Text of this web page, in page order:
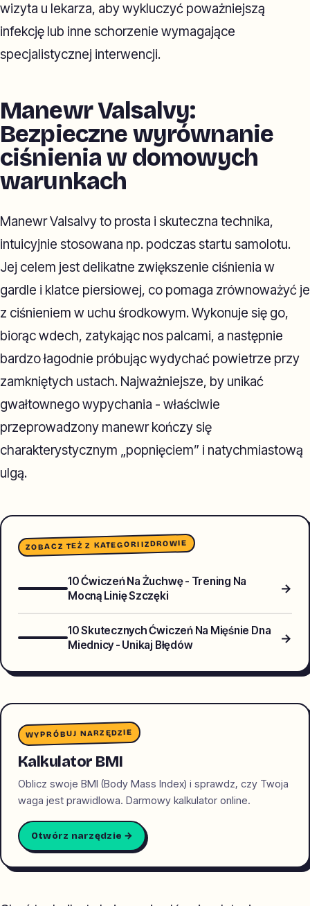
wizyta u lekarza, aby wykluczyć poważniejszą
infekcję lub inne schorzenie wymagające
specjalistycznej interwencji.
Manewr Valsalvy:
Bezpieczne wyrównanie
ciśnienia w domowych
warunkach
Manewr Valsalvy to prosta i skuteczna technika,
intuicyjnie stosowana np. podczas startu samolotu.
Jej celem jest delikatne zwiększenie ciśnienia w
gardle i klatce piersiowej, co pomaga zrównoważyć je
z ciśnieniem w uchu środkowym. Wykonuje się go,
biorąc wdech, zatykając nos palcami, a następnie
bardzo łagodnie próbując wydychać powietrze przy
zamkniętych ustach. Najważniejsze, by unikać
gwałtownego wypychania - właściwie
przeprowadzony manewr kończy się
charakterystycznym „popnięciem” i natychmiastową
ulgą.
ZOBACZ TEŻ Z KATEGORIIZDROWIE
10 Ćwiczeń Na Żuchwę - Trening Na
Mocną Linię Szczęki
→
10 Skutecznych Ćwiczeń Na Mięśnie Dna
Miednicy - Unikaj Błędów
→
WYPRÓBUJ NARZĘDZIE
Kalkulator BMI
Oblicz swoje BMI (Body Mass Index) i sprawdz, czy Twoja
waga jest prawidlowa. Darmowy kalkulator online.
Otwórz narzędzie →